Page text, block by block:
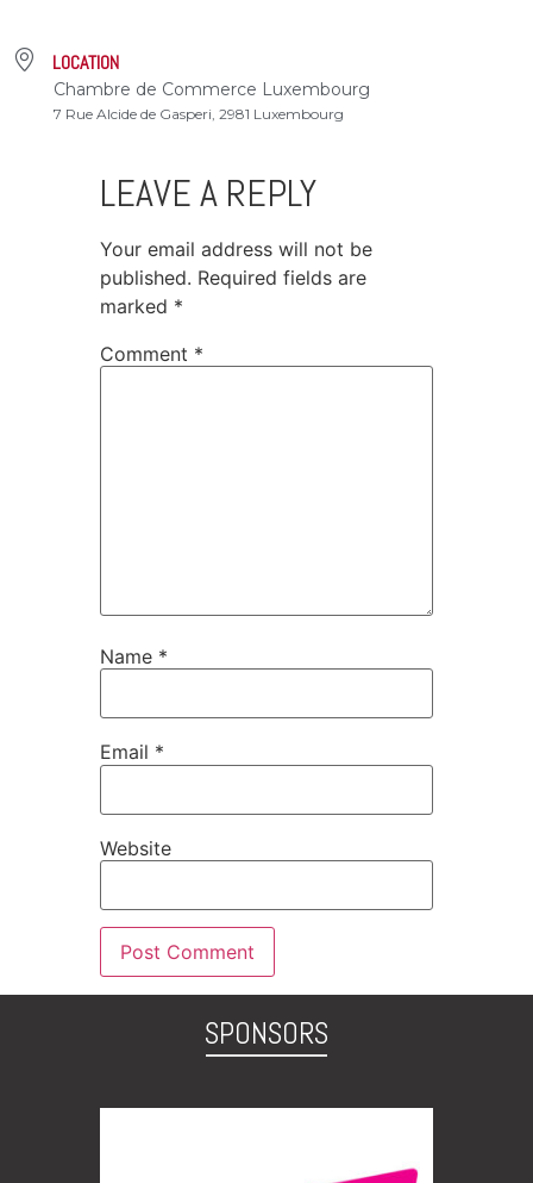
LOCATION
Chambre de Commerce Luxembourg
7 Rue Alcide de Gasperi, 2981 Luxembourg
LEAVE A REPLY
Your email address will not be
published. Required fields are
marked *
Comment *
Name *
Email *
Website
SPONSORS